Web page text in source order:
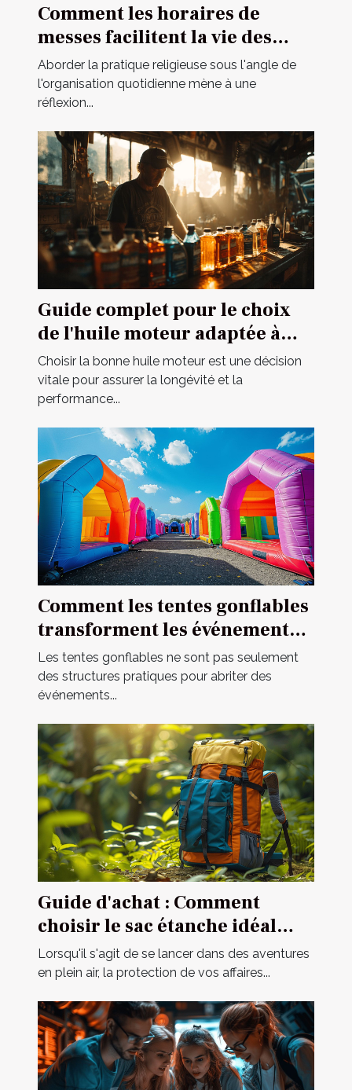
Comment les horaires de
messes facilitent la vie des
pratiquants
Aborder la pratique religieuse sous l'angle de
l'organisation quotidienne mène à une
réflexion...
Guide complet pour le choix
de l'huile moteur adaptée à
votre véhicule
Choisir la bonne huile moteur est une décision
vitale pour assurer la longévité et la
performance...
Comment les tentes gonflables
transforment les événements
en spectacles
Les tentes gonflables ne sont pas seulement
des structures pratiques pour abriter des
événements...
Guide d'achat : Comment
choisir le sac étanche idéal
pour vos activités ?
Lorsqu'il s'agit de se lancer dans des aventures
en plein air, la protection de vos affaires...